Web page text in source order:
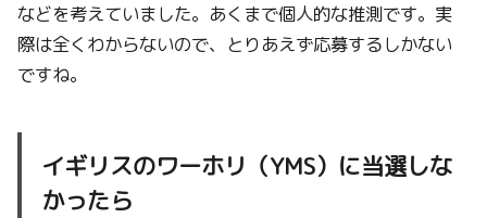
などを考えていました。あくまで個人的な推測です。実
際は全くわからないので、とりあえず応募するしかない
ですね。
イギリスのワーホリ（YMS）に当選しな
かったら